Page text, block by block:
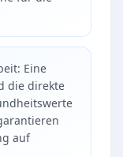
Eine
die direkte
auf